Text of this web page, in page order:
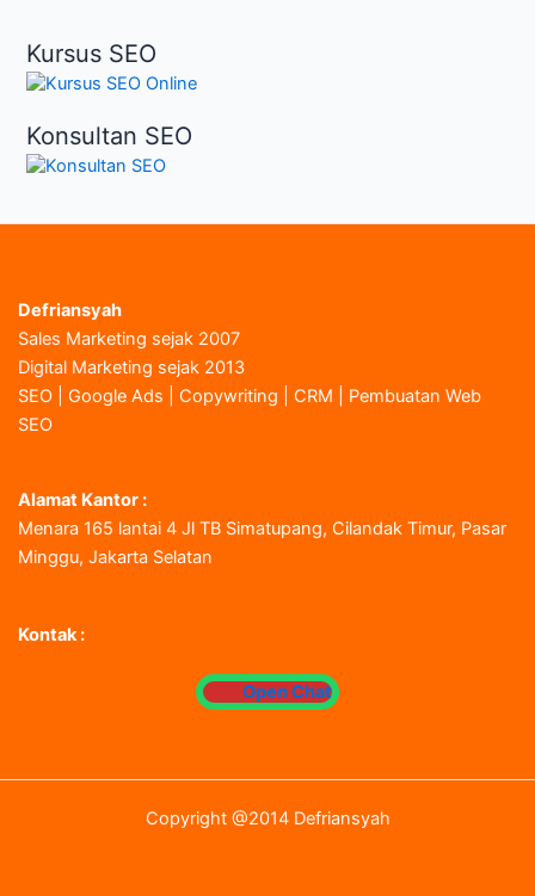
Kursus SEO
Konsultan SEO
Defriansyah
Sales Marketing sejak 2007
Digital Marketing sejak 2013
SEO | Google Ads | Copywriting | CRM | Pembuatan Web
SEO
Alamat Kantor :
Menara 165 lantai 4 Jl TB Simatupang, Cilandak Timur, Pasar
Minggu, Jakarta Selatan
Kontak :
Open Chat
Copyright @2014 Defriansyah